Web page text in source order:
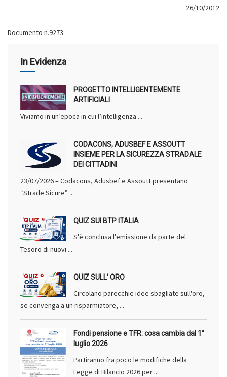
26/10/2012
Documento n.9273
In Evidenza
PROGETTO INTELLIGENTEMENTE
ARTIFICIALI
Viviamo in un’epoca in cui l’intelligenza ...
CODACONS, ADUSBEF E ASSOUTT
INSIEME PER LA SICUREZZA STRADALE
DEI CITTADINI
23/07/2026 – Codacons, Adusbef e Assoutt presentano
“Strade Sicure” ...
QUIZ SUI BTP ITALIA
S'è conclusa l'emissione da parte del
Tesoro di nuovi ...
QUIZ SULL' ORO
Circolano parecchie idee sbagliate sull'oro,
se convenga a un risparmiatore, ...
Fondi pensione e TFR: cosa cambia dal 1°
luglio 2026
Partiranno fra poco le modifiche della
Legge di Bilancio 2026 per ...